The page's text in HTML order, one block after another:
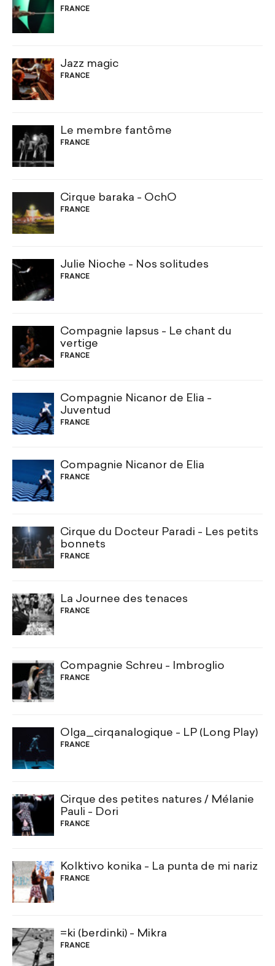
FRANCE
Jazz magic
FRANCE
Le membre fantôme
FRANCE
Cirque baraka - OchO
FRANCE
Julie Nioche - Nos solitudes
FRANCE
Compagnie lapsus - Le chant du
vertige
FRANCE
Compagnie Nicanor de Elia -
Juventud
FRANCE
Compagnie Nicanor de Elia
FRANCE
Cirque du Docteur Paradi - Les petits
bonnets
FRANCE
La Journee des tenaces
FRANCE
Compagnie Schreu - Imbroglio
FRANCE
Olga_cirqanalogique - LP (Long Play)
FRANCE
Cirque des petites natures / Mélanie
Pauli - Dori
FRANCE
Kolktivo konika - La punta de mi nariz
FRANCE
=ki (berdinki) - Mikra
FRANCE